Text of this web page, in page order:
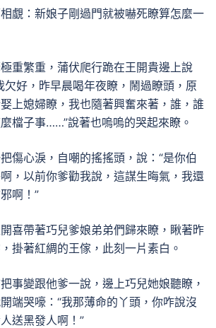
：新娘子剛過門就被嚇死瞭算怎麼一
繁重，蒲伏爬行跪在王開貴邊上說
欠好，昨早晨喝年夜瞭，鬧過瞭頭，原
上媳婦瞭，我也隨著興奮來著，誰，誰
檔子事……”說著也嗚嗚的哭起來瞭。
心淚，自嘲的搖搖頭，說：“是你伯
，以前你爹勸我說，這謀生晦氣，我還
啊！”
帶著巧兒爹娘弟弟們歸來瞭，瞅著昨
掛著紅綢的王傢，此刻一片素白。
變跟他爹一說，邊上巧兒她娘聽瞭，
端哭嚎：“我那薄命的丫頭，你咋說沒
送黑發人啊！”